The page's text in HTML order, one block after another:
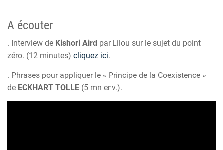
A écouter
. Interview de Kishori Aird par Lilou sur le sujet du point
zéro. (12 minutes) cliquez ici.
. Phrases pour appliquer le « Principe de la Coexistence »
de ECKHART TOLLE (5 mn env.).